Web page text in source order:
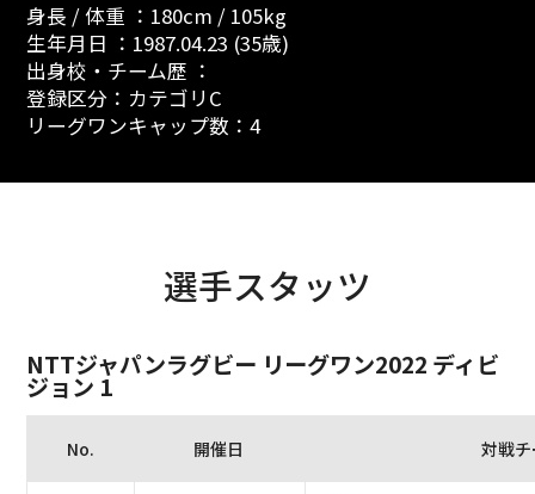
身長 / 体重 ：180cm / 105kg
生年月日 ：1987.04.23 (35歳)
出身校・チーム歴 ：
登録区分：カテゴリC
リーグワンキャップ数：4
選手スタッツ
NTTジャパンラグビー リーグワン2022 ディビ
ジョン 1
No. 開催日 対戦